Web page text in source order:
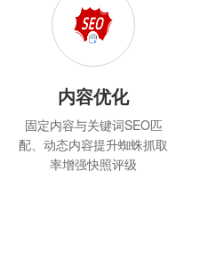
内容优化
固定内容与关键词SEO匹
配、动态内容提升蜘蛛抓取
率增强快照评级